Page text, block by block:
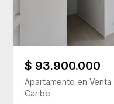
$ 93.900.000
Apartamento en Venta
Caribe